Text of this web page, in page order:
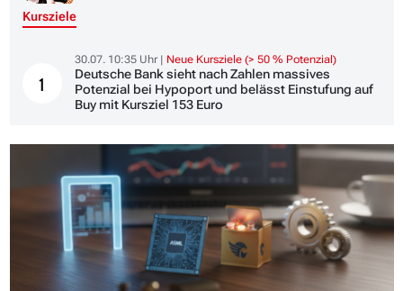
Kursziele
1
30.07. 10:35 Uhr | Neue Kursziele (> 50 % Potenzial)
Deutsche Bank sieht nach Zahlen massives
Potenzial bei Hypoport und belässt Einstufung auf
Buy mit Kursziel 153 Euro